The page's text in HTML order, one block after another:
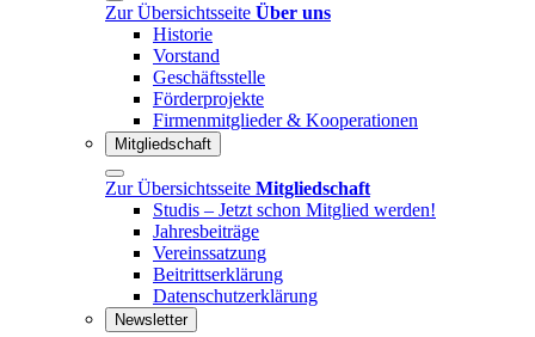
Zur Übersichtsseite Über uns
Historie
Vorstand
Geschäftsstelle
Förderprojekte
Firmenmitglieder & Kooperationen
Mitgliedschaft
Zur Übersichtsseite Mitgliedschaft
Studis – Jetzt schon Mitglied werden!
Jahresbeiträge
Vereinssatzung
Beitrittserklärung
Datenschutzerklärung
Newsletter